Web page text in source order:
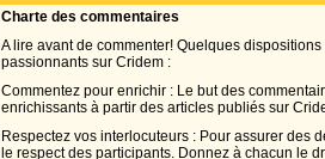
Charte des commentaires
A lire avant de commenter! Quelques
passionnants sur Cridem :
Commentez pour enrichir : Le but des
enrichissants à partir des articles publiés sur
Respectez vos interlocuteurs : Pour assurer des
le respect des participants. Donnez à chacun le